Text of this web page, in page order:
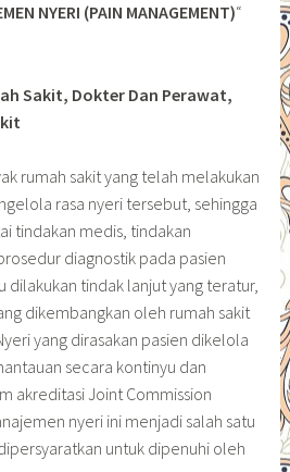
NYERI (PAIN MANAGEMENT)“
Sakit, Dokter Dan Perawat,
rumah sakit yang telah melakukan
rasa nyeri tersebut, sehingga
tindakan medis, tindakan
diagnostik pada pasien
dilakukan tindak lanjut yang teratur,
dikembangkan oleh rumah sakit
yang dirasakan pasien dikelola
secara kontinyu dan
akreditasi Joint Commission
nyeri ini menjadi salah satu
untuk dipenuhi oleh